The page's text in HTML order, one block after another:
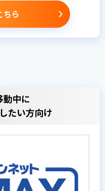
ちら
動中に
たい方向け